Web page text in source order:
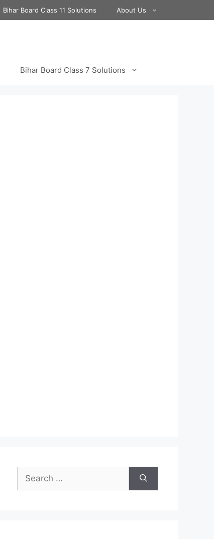
Bihar Board Class 11 Solutions About Us
Bihar Board Class 7 Solutions
Search
for: